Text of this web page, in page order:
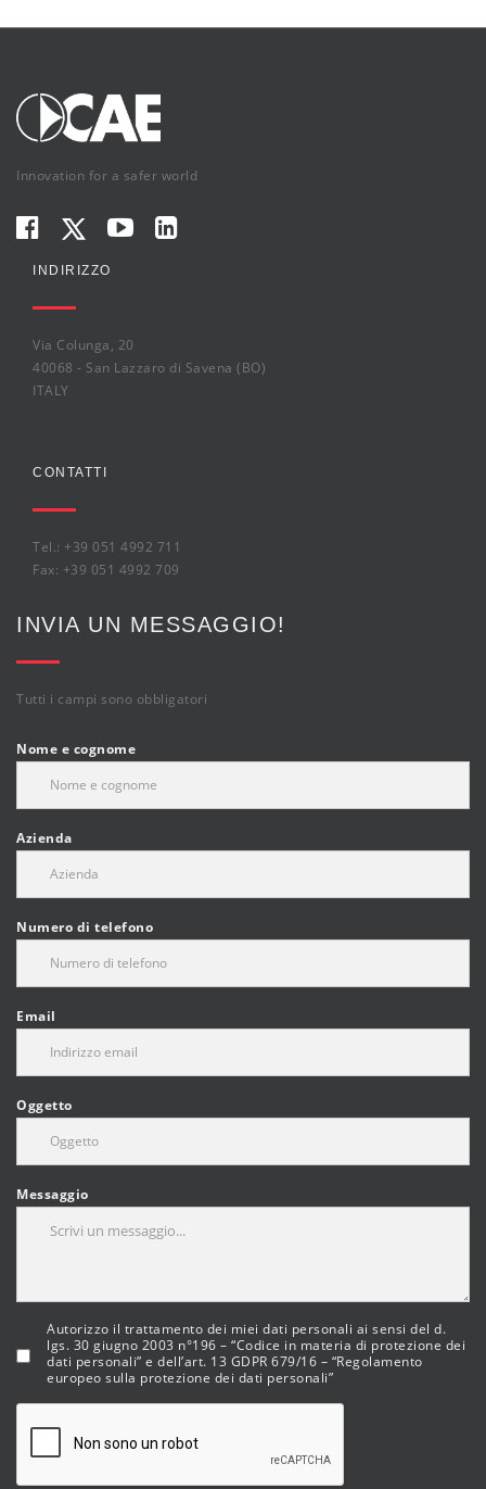
Innovation for a safer world
INDIRIZZO
Via Colunga, 20
40068 - San Lazzaro di Savena (BO)
ITALY
CONTATTI
Tel.: +39 051 4992 711
Fax: +39 051 4992 709
INVIA UN MESSAGGIO!
Tutti i campi sono obbligatori
Nome e cognome
Azienda
Numero di telefono
Email
Oggetto
Messaggio
Autorizzo il trattamento dei miei dati personali ai sensi del d.
lgs. 30 giugno 2003 n°196 – “Codice in materia di protezione dei
dati personali” e dell’art. 13 GDPR 679/16 – “Regolamento
europeo sulla protezione dei dati personali”